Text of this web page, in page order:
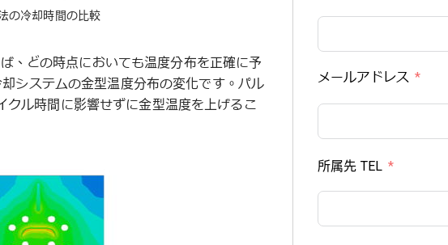
の冷却時間の比較
、どの時点においても温度分布を正確に予
システムの金型温度分布の変化です。パル
ル時間に影響せずに金型温度を上げるこ
メールアドレス
所属先 TEL